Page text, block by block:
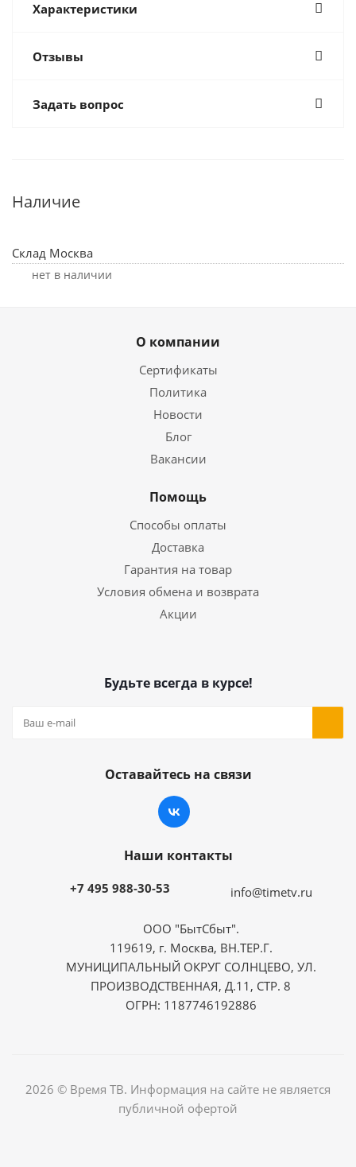
Характеристики
Отзывы
Задать вопрос
Наличие
Склад Москва
Нет в наличии
О компании
Сертификаты
Политика
Новости
Блог
Вакансии
Помощь
Способы оплаты
Доставка
Гарантия на товар
Условия обмена и возврата
Акции
Будьте всегда в курсе!
Оставайтесь на связи
Наши контакты
+7 495 988-30-53 info@timetv.ru
ООО "БытСбыт".
119619, г. Москва, ВН.ТЕР.Г.
МУНИЦИПАЛЬНЫЙ ОКРУГ СОЛНЦЕВО, УЛ.
ПРОИЗВОДСТВЕННАЯ, Д.11, СТР. 8
ОГРН: 1187746192886
2026 © Время ТВ. Информация на сайте не является
публичной офертой